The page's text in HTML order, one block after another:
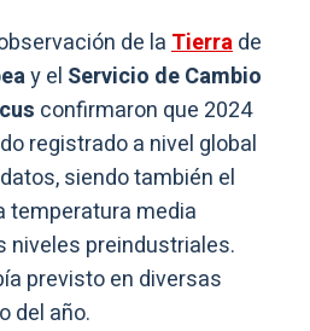
de laTierrade
y el Servicio de Cambio
confirmaron que 2024
registrado a nivel global
siendo también el
temperatura media
niveles preindustriales.
previsto en diversas
del año.